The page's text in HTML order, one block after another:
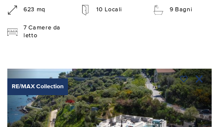
623 mq 10 Locali 9 Bagni
7 Camere da
letto
RE/MAX Collection